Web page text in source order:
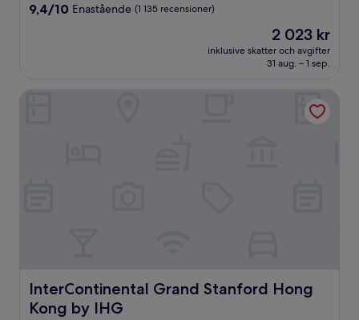
boende
9.4
9,4/10 Enastående (1 135 recensioner)
Priset
är
2 023 kr
2 023 kr
inklusive skatter och avgifter
31 aug. – 1 sep.
InterContinental Grand Stanford Hong
Kong by IHG
InterContinental Grand Stanford Hong Kong by IHG
InterContinental Grand Stanford Hong Kong by IHG